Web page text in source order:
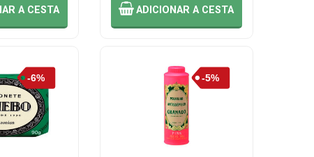
A CESTA ADICIONARA CESTA